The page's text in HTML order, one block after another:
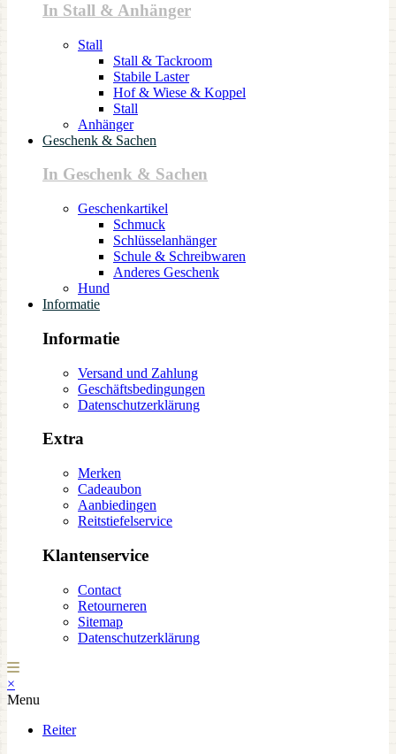
In Stall & Anhänger
Stall
Stall & Tackroom
Stabile Laster
Hof & Wiese & Koppel
Stall
Anhänger
Geschenk & Sachen
In Geschenk & Sachen
Geschenkartikel
Schmuck
Schlüsselanhänger
Schule & Schreibwaren
Anderes Geschenk
Hund
Informatie
Informatie
Versand und Zahlung
Geschäftsbedingungen
Datenschutzerklärung
Extra
Merken
Cadeaubon
Aanbiedingen
Reitstiefelservice
Klantenservice
Contact
Retourneren
Sitemap
Datenschutzerklärung
×
Menu
Reiter